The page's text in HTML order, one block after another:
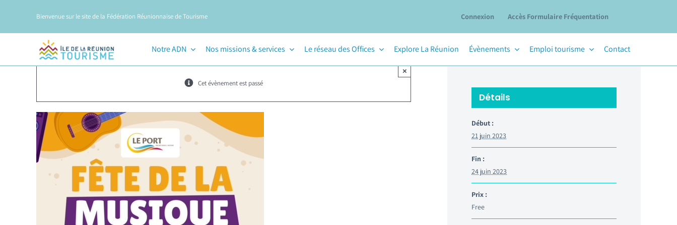
contenu
Bienvenue sur le site de la Fédération Réunionnaise de Tourisme Connexion Accès Formulaire Fréquentation
Notre ADN Nos missions & services Le réseau des Offices Explore La Réunion Évènements Emploi tourisme Contact
Cet évènement est passé
×
Détails
Début :
21 juin 2023
Fin :
24 juin 2023
Prix :
Free